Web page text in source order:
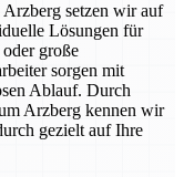
setzen wir auf
Lösungen für
große
sorgen mit
Ablauf. Durch
Arzberg kennen wir
gezielt auf Ihre